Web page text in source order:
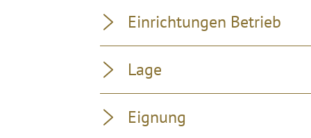
Einrichtungen Betrieb
Lage
Eignung